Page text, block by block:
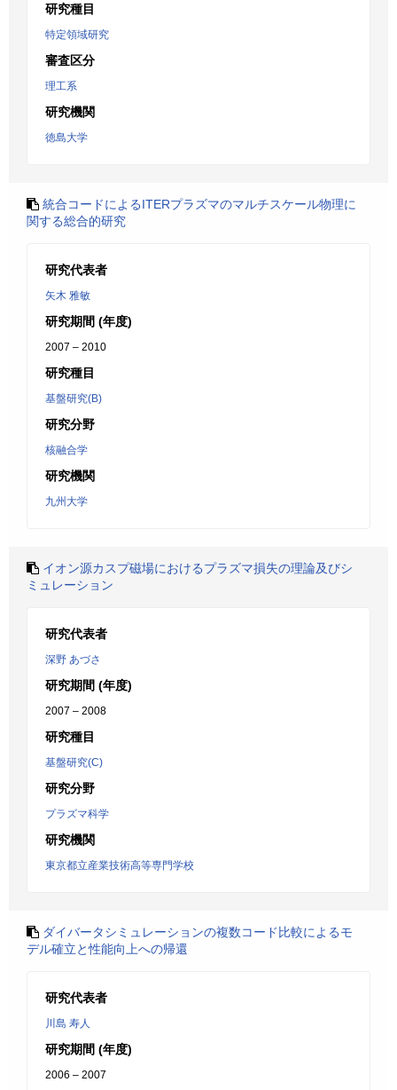
研究種目
特定領域研究
審査区分
理工系
研究機関
徳島大学
統合コードによるITERプラズマのマルチスケール物理に
関する総合的研究
研究代表者
矢木 雅敏
研究期間 (年度)
2007 – 2010
研究種目
基盤研究(B)
研究分野
核融合学
研究機関
九州大学
イオン源カスプ磁場におけるプラズマ損失の理論及びシ
ミュレーション
研究代表者
深野 あづさ
研究期間 (年度)
2007 – 2008
研究種目
基盤研究(C)
研究分野
プラズマ科学
研究機関
東京都立産業技術高等専門学校
ダイバータシミュレーションの複数コード比較によるモ
デル確立と性能向上への帰還
研究代表者
川島 寿人
研究期間 (年度)
2006 – 2007